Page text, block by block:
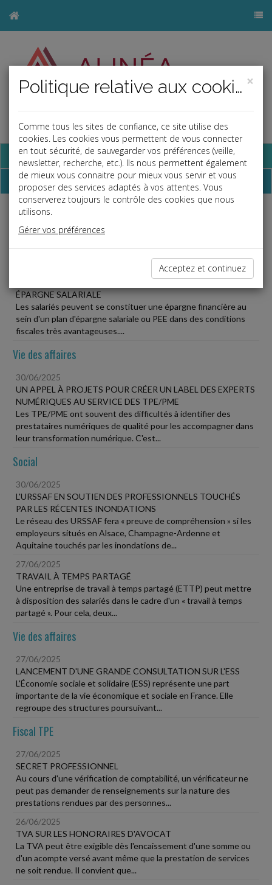
Base documentaire
Dépêches
Liste des dernières dépêches
ÉPARGNE SALARIALE
Les salariés peuvent se constituer une épargne financière au
sein d'un plan d'épargne salariale ou PEE dans des conditions
fiscales très avantageuses....
Vie des affaires
30/06/2025
UN APPEL À PROJETS POUR CRÉER UN LABEL DES EXPERTS
NUMÉRIQUES AU SERVICE DES TPE/PME
Les TPE/PME ont souvent des difficultés à identifier des
prestataires numériques de qualité pour les accompagner dans
leur transformation numérique. C'est...
Social
30/06/2025
L'URSSAF EN SOUTIEN DES PROFESSIONNELS TOUCHÉS
PAR LES RÉCENTES INONDATIONS
Le réseau des URSSAF fera « preuve de compréhension » si les
employeurs situés en Alsace, Champagne-Ardenne et
Aquitaine touchés par les inondations de...
27/06/2025
TRAVAIL À TEMPS PARTAGÉ
Une entreprise de travail à temps partagé (ETTP) peut mettre
à disposition des salariés dans le cadre d'un « travail à temps
partagé ». Pour cela, deux...
Vie des affaires
27/06/2025
LANCEMENT D'UNE GRANDE CONSULTATION SUR L'ESS
L'Économie sociale et solidaire (ESS) représente une part
importante de la vie économique et sociale en France. Elle
regroupe des structures poursuivant...
Fiscal TPE
27/06/2025
SECRET PROFESSIONNEL
Au cours d'une vérification de comptabilité, un vérificateur ne
peut pas demander de renseignements sur la nature des
prestations rendues par des personnes...
26/06/2025
TVA SUR LES HONORAIRES D'AVOCAT
La TVA peut être exigible dès l'encaissement d'une somme ou
d'un acompte versé avant même que la prestation de services
ne soit rendue. Il convient que...
×
Politique relative aux cookies
Comme tous les sites de confiance, ce site utilise des
cookies. Les cookies vous permettent de vous connecter
en tout sécurité, de sauvegarder vos préférences (veille,
newsletter, recherche, etc.). Ils nous permettent également
de mieux vous connaitre pour mieux vous servir et vous
proposer des services adaptés à vos attentes. Vous
conserverez toujours le contrôle des cookies que nous
utilisons.
Gérer vos préférences
Acceptez et continuez